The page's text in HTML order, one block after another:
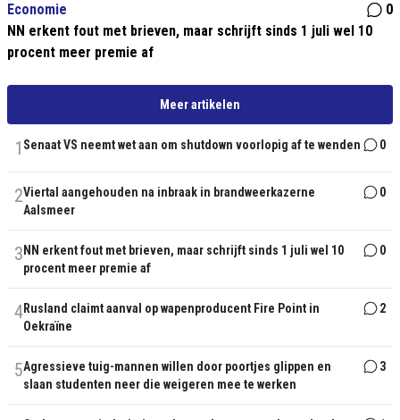
Economie
0
NN erkent fout met brieven, maar schrijft sinds 1 juli wel 10
procent meer premie af
Meer artikelen
1 Senaat VS neemt wet aan om shutdown voorlopig af te wenden 0
2Viertal aangehouden na inbraak in brandweerkazerne
Aalsmeer
0
3 NN erkent fout met brieven, maar schrijft sinds 1 juli wel 10
procent meer premie af
0
4Rusland claimt aanval op wapenproducent Fire Point in
Oekraïne
2
5Agressieve tuig-mannen willen door poortjes glippen en
slaan studenten neer die weigeren mee te werken
3